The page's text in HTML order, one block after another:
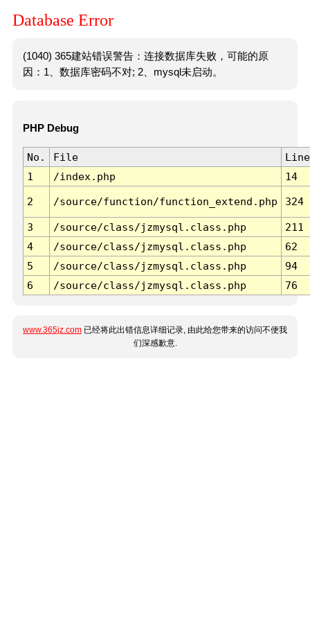
Database Error
(1040) 365建站错误警告：连接数据库失败，可能的原
因：1、数据库密码不对; 2、mysql未启动。
PHP Debug
No. File
Line
1
/index.php 14
2 /source/function/function_extend.php 324
3 /source/class/jzmysql.class.php
211
4
/source/class/jzmysql.class.php
62
5
/source/class/jzmysql.class.php
94
6
/source/class/jzmysql.class.php 76
www.365jz.com 已经将此出错信息详细记录, 由此给您带来的访问不便我
们深感歉意.